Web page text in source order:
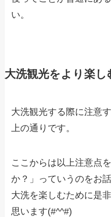
い。
大洗観光をより楽し
大洗観光する際に注意
上の通りです。
ここからは以上注意点
か？」っていうのをお
大洗を楽しむために是
思います(#^^#)